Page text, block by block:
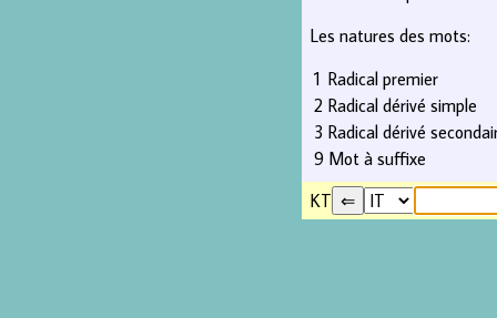
Les natures des mots:
1 Radical premier
2 Radical dérivé simple
3 Radical dérivé
9 Mot à suffixe
KT